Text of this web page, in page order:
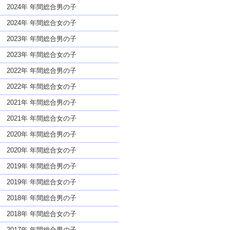
名前であっても奇抜すぎない
2024年 年間総合男の子
2024年 年間総合女の子
2023年 年間総合男の子
2023年 年間総合女の子
2022年 年間総合男の子
2022年 年間総合女の子
2021年 年間総合男の子
2021年 年間総合女の子
2020年 年間総合男の子
2020年 年間総合女の子
2019年 年間総合男の子
2019年 年間総合女の子
2018年 年間総合男の子
2018年 年間総合女の子